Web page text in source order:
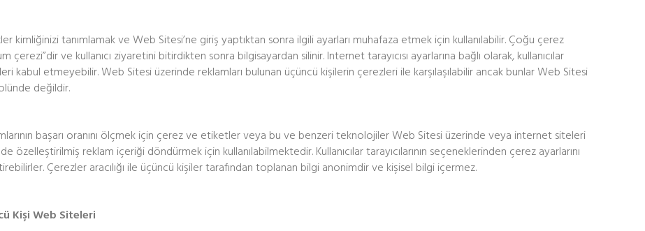
kimliğinizi tanımlamak ve Web Sitesi’ne giriş yaptıktan sonra ilgili ayarları muhafaza etmek için kullanılabilir. Çoğu çerez
çerezi”dir ve kullanıcı ziyaretini bitirdikten sonra bilgisayardan silinir. Internet tarayıcısı ayarlarına bağlı olarak, kullanıcılar
kabul etmeyebilir. Web Sitesi üzerinde reklamları bulunan üçüncü kişilerin çerezleri ile karşılaşılabilir ancak bunlar Web Sitesi
değildir.
başarı oranını ölçmek için çerez ve etiketler veya bu ve benzeri teknolojiler Web Sitesi üzerinde veya internet siteleri
özelleştirilmiş reklam içeriği döndürmek için kullanılabilmektedir. Kullanıcılar tarayıcılarının seçeneklerinden çerez ayarlarını
Çerezler aracılığı ile üçüncü kişiler tarafından toplanan bilgi anonimdir ve kişisel bilgi içermez.
Kişi Web Siteleri